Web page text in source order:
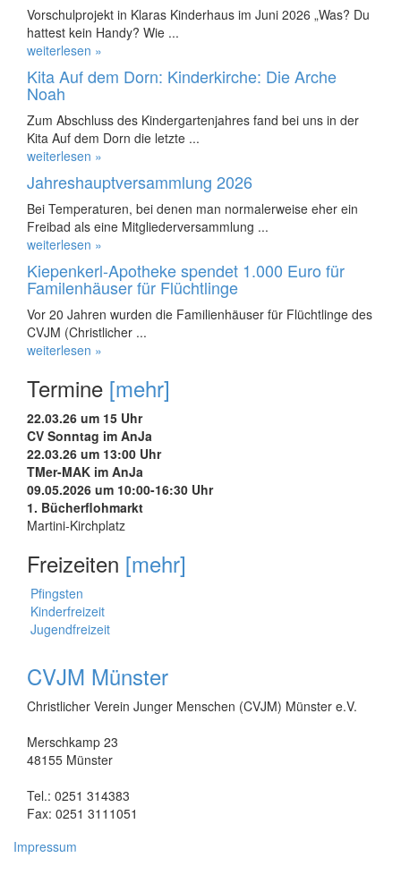
Vorschulprojekt in Klaras Kinderhaus im Juni 2026 „Was? Du
hattest kein Handy? Wie ...
weiterlesen »
Kita Auf dem Dorn: Kinderkirche: Die Arche
Noah
Zum Abschluss des Kindergartenjahres fand bei uns in der
Kita Auf dem Dorn die letzte ...
weiterlesen »
Jahreshauptversammlung 2026
Bei Temperaturen, bei denen man normalerweise eher ein
Freibad als eine Mitgliederversammlung ...
weiterlesen »
Kiepenkerl-Apotheke spendet 1.000 Euro für
Familenhäuser für Flüchtlinge
Vor 20 Jahren wurden die Familienhäuser für Flüchtlinge des
CVJM (Christlicher ...
weiterlesen »
Termine [mehr]
22.03.26 um 15 Uhr
CV Sonntag im AnJa
22.03.26 um 13:00 Uhr
TMer-MAK im AnJa
09.05.2026 um 10:00-16:30 Uhr
1. Bücherflohmarkt
Martini-Kirchplatz
Freizeiten [mehr]
Pfingsten
Kinderfreizeit
Jugendfreizeit
CVJM Münster
Christlicher Verein Junger Menschen (CVJM) Münster e.V.
Merschkamp 23
48155 Münster
Tel.: 0251 314383
Fax: 0251 3111051
Impressum